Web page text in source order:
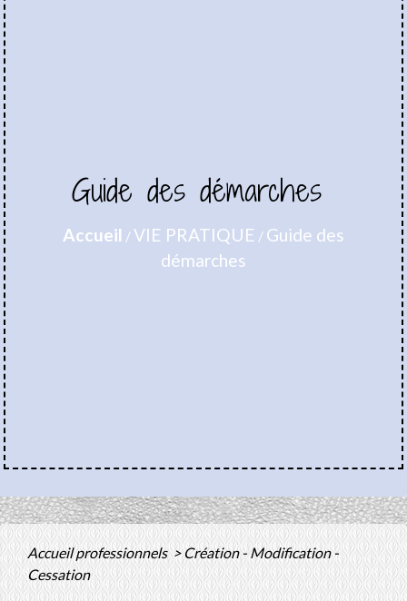
Guide des démarches
Accueil /VIE PRATIQUE / Guide des
démarches
Accueil professionnels>Création - Modification -
Cessation